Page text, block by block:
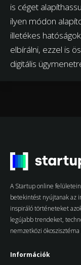
is céget
ilyen módon
illetékes
elbírálni, ezzel is
digitális
A Startup online
betekintést nyújtanak az
inspiráló történeteket
legújabb trendeket,
nemzetközi
Információk